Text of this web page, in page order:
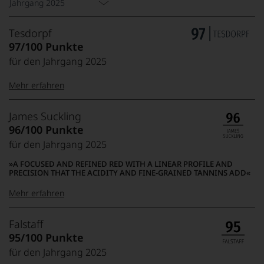
stoffig getragen, sehr dicht, dabei mit guter Proportion,
jahrgangstypische Trockenheit ist nur sehr gering
ausgeprägt. Ein kraftvoller, und in sich komplett." (Antonio
Galloni)
Jahrgang 2025
Tesdorpf
97/100 Punkte
für den Jahrgang 2025
99–100 Punkte:
95–98 Punkte:
90–94 Punkte:
85–89 Punkte:
Tesdorpf
Der
Name
Tesdorpf
steht
für
Wine«,
für
edlen
Weine
der
Welt,
Mehr erfahren
James Suckling
96/100 Punkte
für den Jahrgang 2025
A FOCUSED AND REFINED RED WITH A LINEAR PROFILE AND
PRECISION THAT THE ACIDITY AND FINE-GRAINED TANNINS ADD
100-95 Punkte:
90 Punkte und
James
Suckling
Der
Amerikaner
Mehr erfahren
Falstaff
95/100 Punkte
für den Jahrgang 2025